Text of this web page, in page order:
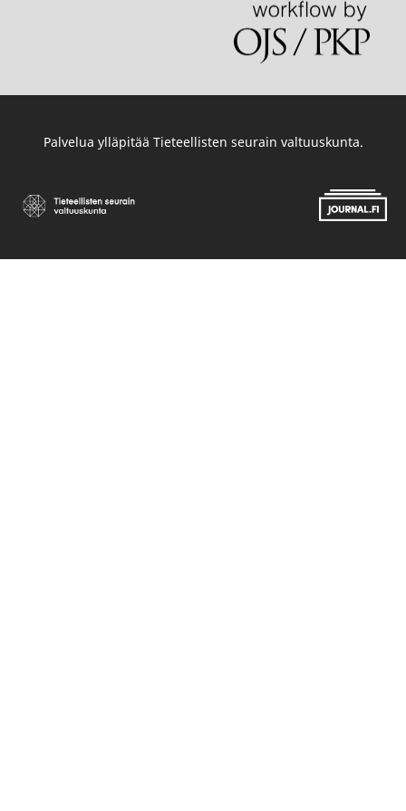
Palvelua ylläpitää Tieteellisten seurain valtuuskunta.